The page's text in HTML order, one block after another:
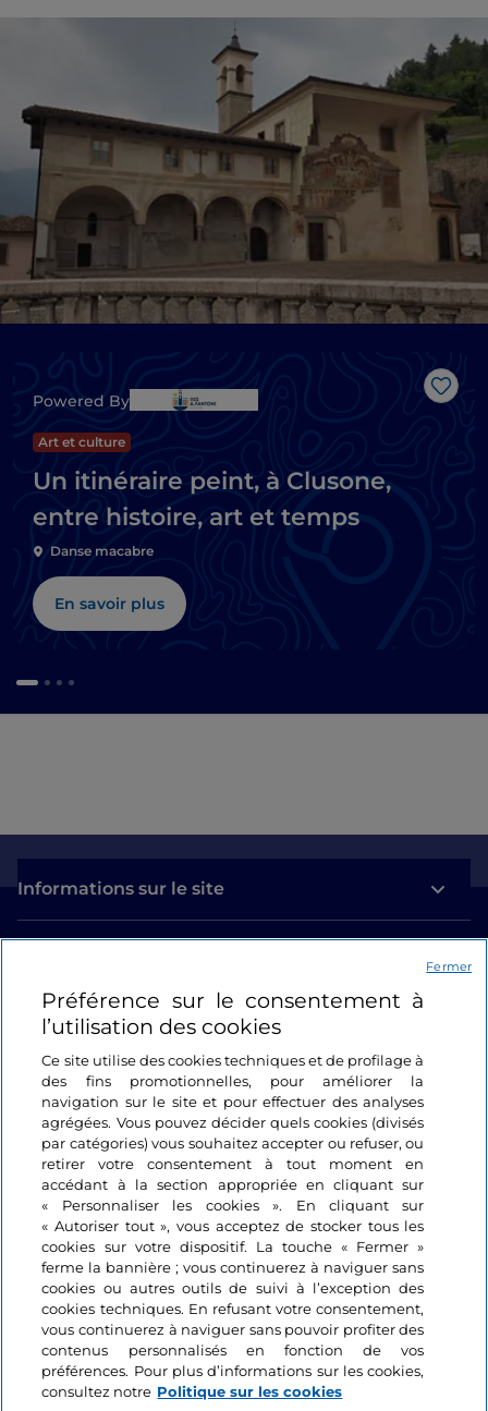
Powered By
Art et culture
Un itinéraire peint, à Clusone,
entre histoire, art et temps
Danse macabre
En savoir plus
Informations sur le site
Se connecter
Suivez-nous
Préférence sur le consentement à
l’utilisation des cookies
Ce site utilise des cookies techniques et de profilage à
des fins promotionnelles, pour améliorer la
navigation sur le site et pour effectuer des analyses
agrégées. Vous pouvez décider quels cookies (divisés
par catégories) vous souhaitez accepter ou refuser, ou
retirer votre consentement à tout moment en
accédant à la section appropriée en cliquant sur
« Personnaliser les cookies ». En cliquant sur
« Autoriser tout », vous acceptez de stocker tous les
cookies sur votre dispositif. La touche « Fermer »
ferme la bannière ; vous continuerez à naviguer sans
cookies ou autres outils de suivi à l’exception des
cookies techniques. En refusant votre consentement,
vous continuerez à naviguer sans pouvoir profiter des
contenus personnalisés en fonction de vos
préférences. Pour plus d’informations sur les cookies,
consultez notre Politique sur les cookies
Fermer